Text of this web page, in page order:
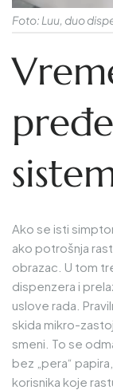
Foto: Luu, duo
Ako se isti
ako potrošnja
obrazac. U tom
dispenzera i
uslove rada.
skida mikro-
smeni. To se
bez „pera“
korisnika koje